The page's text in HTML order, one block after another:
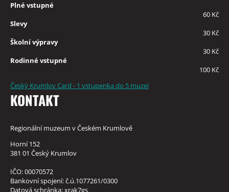
Plné vstupné
60 Kč
Slevy
30 Kč
Školní výpravy
30 Kč
Rodinné vstupné
100 Kč
Český Krumlov Card - 1 vstupenka do 5 muzeí
KONTAKT
Regionální muzeum v Českém Krumlově
Horní 152
381 01 Český Krumlov
IČO: 00070572
Bankovní spojení: č.ú.1077261/0300
Datová schránka: xrak7gs